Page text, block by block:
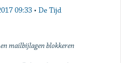
09:33 • De Tijd
mailbijlagen blokkeren